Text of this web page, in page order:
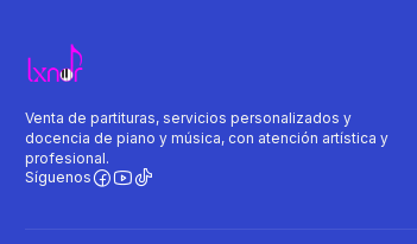
Venta de partituras, servicios personalizados y
docencia de piano y música, con atención artística y
profesional.
Síguenos